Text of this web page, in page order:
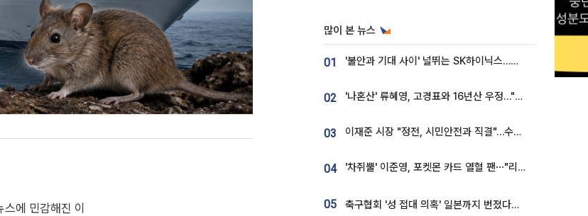
에 민감해진 이
많이 본 뉴스
01 '불안과 기대 사이' 널뛰는 SK하이닉스…증권가 "HBM4·LTA 기반 펀터멘털 견고"
02 '나혼산' 류혜영, 고경표와 16년산 우정…"자취방서 부모님과 마주쳐"
03 이재준 시장 "정전, 시민안전과 직결"…수원시 비상대응체계 가동
04 '차쥐뿔' 이준영, 포켓몬 카드 열혈 팬⋯"리셀러 처단할 것"
05 축구협회 '성 접대 의혹' 일본까지 번졌다…日 심판 실명 공개